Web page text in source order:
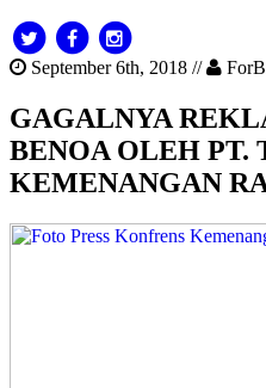
September 6th, 2018 //
GAGALNYA
BENOA OLEH PT.
KEMENANGAN